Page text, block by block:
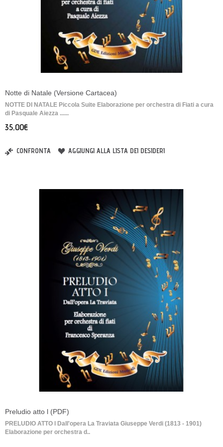
Notte di Natale (Versione Cartacea)
NOTTE DI NATALE Piccola Suite Elaborazione per orchestra di Fiati a cura
di Pasquale Aiezza ......
35,00€
CONFRONTA AGGIUNGI ALLA LISTA DEI DESIDERI
Preludio atto l (PDF)
PRELUDIO ATTO l Dall'opera La Traviata Giuseppe Verdi (1813 - 1901)
Elaborazione per orchestra d..